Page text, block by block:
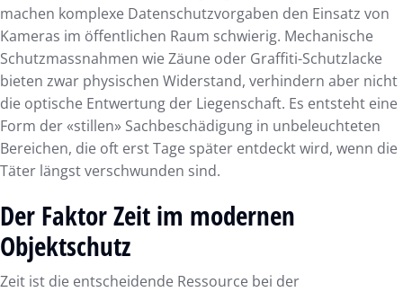
machen komplexe Datenschutzvorgaben den Einsatz von
Kameras im öffentlichen Raum schwierig. Mechanische
Schutzmassnahmen wie Zäune oder Graffiti-Schutzlacke
bieten zwar physischen Widerstand, verhindern aber nicht
die optische Entwertung der Liegenschaft. Es entsteht eine
Form der «stillen» Sachbeschädigung in unbeleuchteten
Bereichen, die oft erst Tage später entdeckt wird, wenn die
Täter längst verschwunden sind.
Der Faktor Zeit im modernen
Objektschutz
Zeit ist die entscheidende Ressource bei der